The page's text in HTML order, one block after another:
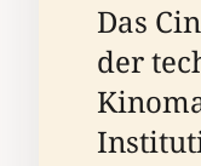
Das
der